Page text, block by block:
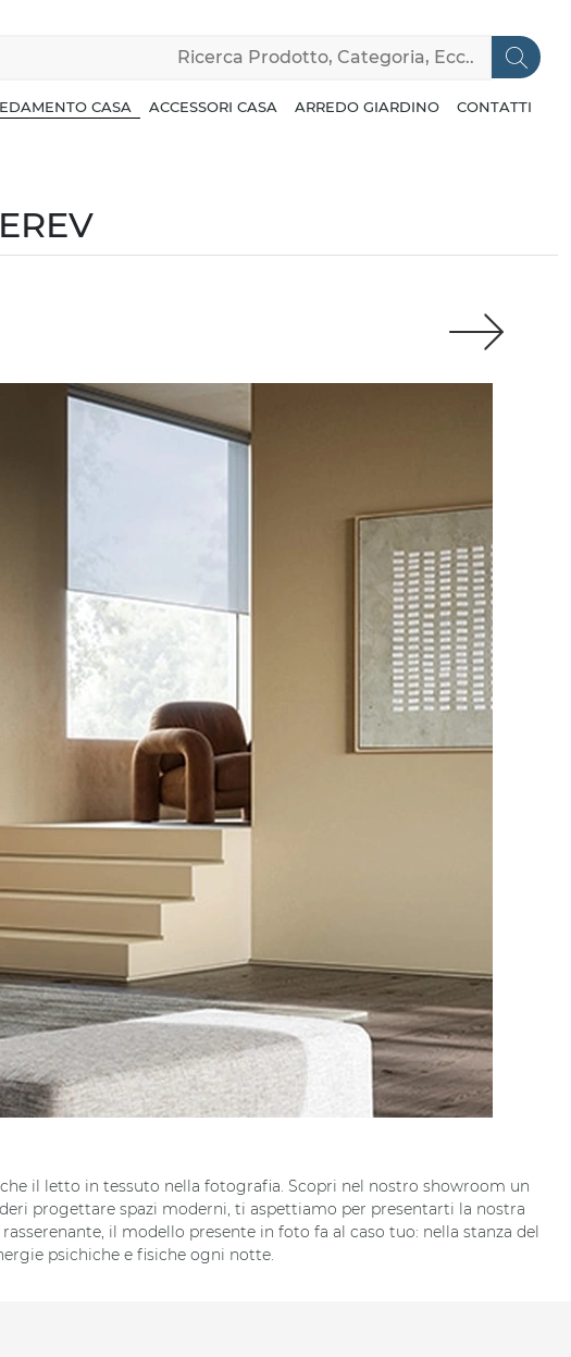
CASA ACCESSORI CASA ARREDO GIARDINO CONTATTI
il letto in tessuto nella fotografia. Scopri nel nostro showroom un
progettare spazi moderni, ti aspettiamo per presentarti la nostra
il modello presente in foto fa al caso tuo: nella stanza del
psichiche e fisiche ogni notte.